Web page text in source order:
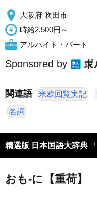
大阪府 吹田市
時給2,500円～
アルバイト・パート
Sponsored by
関連語 米欧回覧実記
名詞
精選版 日本国語大辞典
おも‐に【重荷】